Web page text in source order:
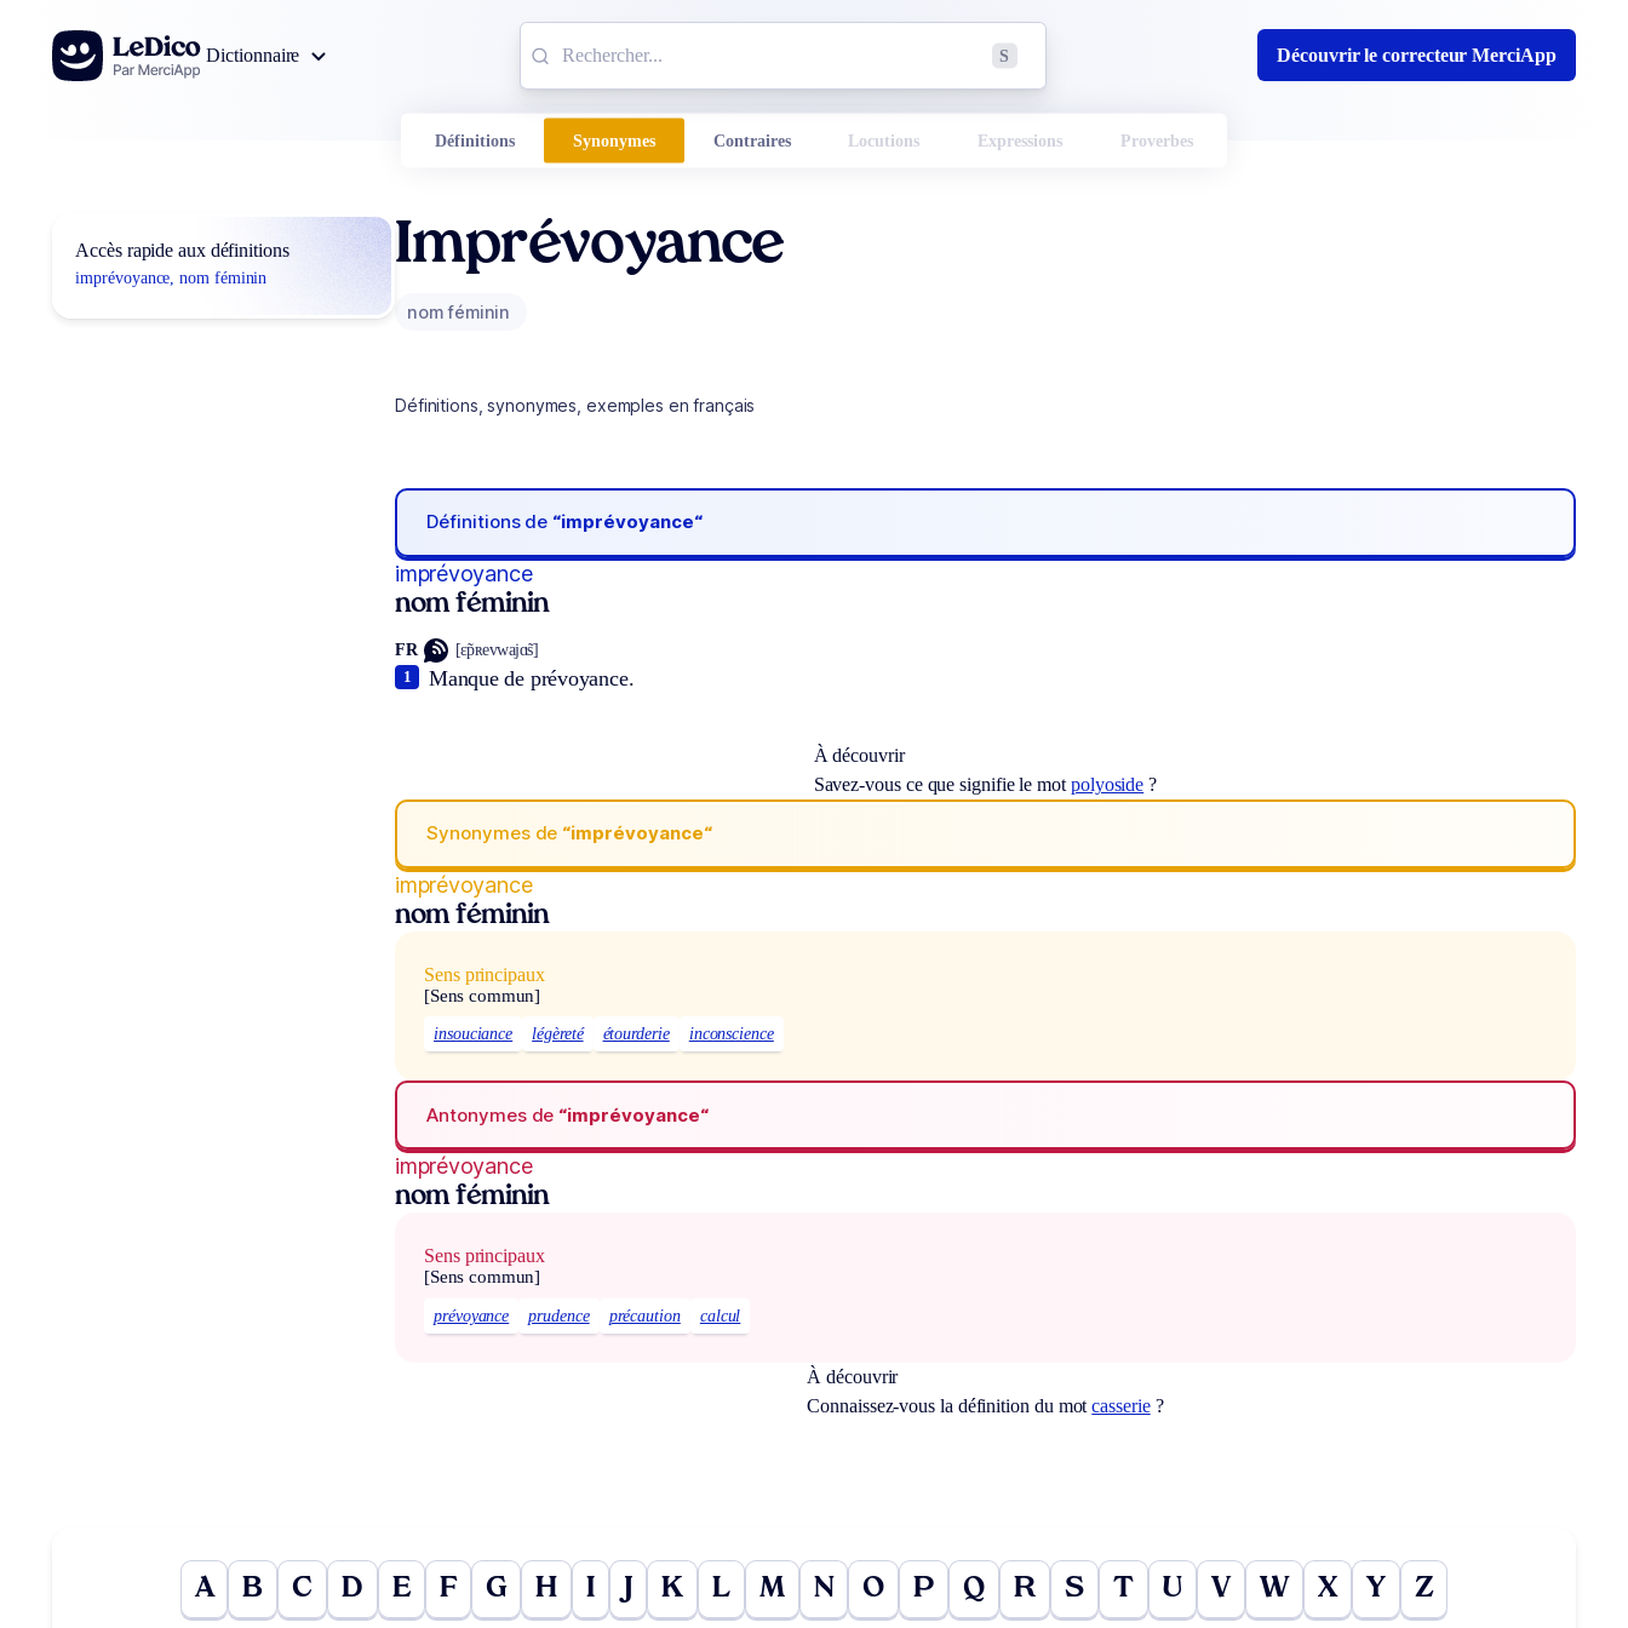
Aller au contenu
Dictionnaire
S Découvrir le correcteur MerciApp
Définitions Synonymes Contraires Locutions Expressions Proverbes
Accès rapide aux définitions
imprévoyance, nom féminin
Imprévoyance
nom féminin
Définitions, synonymes, exemples en français
Définitions de “imprévoyance“
imprévoyance
nom féminin
FR [ɛ̃pʀevwajɑ̃s]
Manque de prévoyance.
1
À découvrir
Savez-vous ce que signifie le mot polyoside ?
Synonymes de “imprévoyance“
imprévoyance
nom féminin
Sens principaux
[Sens commun]
insouciance légèreté étourderie inconscience
Antonymes de “imprévoyance“
imprévoyance
nom féminin
Sens principaux
[Sens commun]
prévoyance prudence précaution calcul
À découvrir
Connaissez-vous la définition du motcasserie?
A B C D E F G H I J K L M N O P Q R S T U V W X Y Z